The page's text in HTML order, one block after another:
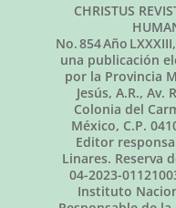
CHRISTUS
No.854Año LXXXIII,
una publicación
por la Provincia
Jesús, A.R.,
Colonia del
México, C.P.
Editor
Linares. Reserva
04-2023-
Instituto